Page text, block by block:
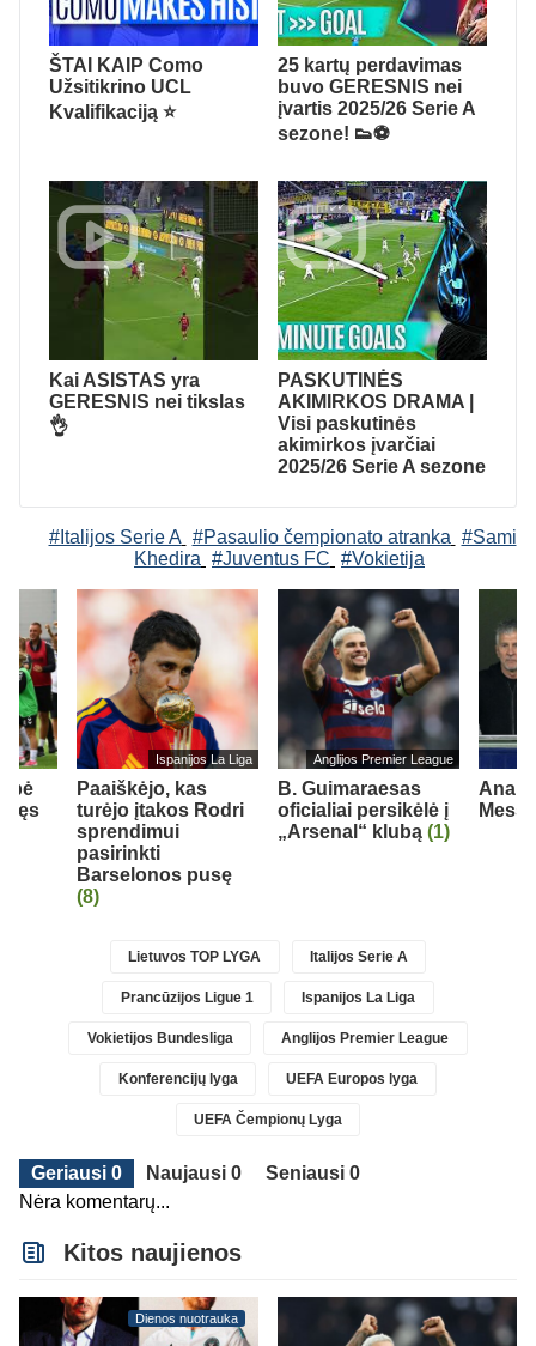
ŠTAI KAIP Como
Užsitikrino UCL
Kvalifikaciją ⭐
25 kartų perdavimas
buvo GERESNIS nei
įvartis 2025/26 Serie A
sezone! 👟⚽
Kai ASISTAS yra
GERESNIS nei tikslas
👌
PASKUTINĖS
AKIMIRKOS DRAMA |
Visi paskutinės
akimirkos įvarčiai
2025/26 Serie A sezone
#Italijos Serie A #Pasaulio čempionato atranka #Sami
Khedira #Juventus FC #Vokietija
tęs
Ispanijos La Liga
Paaiškėjo, kas
turėjo įtakos Rodri
sprendimui
pasirinkti
Barselonos pusę
(8)
Anglijos Premier League
B. Guimaraesas
oficialiai persikėlė į
„Arsenal“ klubą (1)
Lietuvos TOP LYGA Italijos Serie A
Prancūzijos Ligue 1 Ispanijos La Liga
Vokietijos Bundesliga Anglijos Premier League
Konferencijų lyga UEFA Europos lyga
UEFA Čempionų Lyga
Geriausi 0 Naujausi 0
Seniausi 0
Nėra komentarų...
Kitos naujienos
Dienos nuotrauka